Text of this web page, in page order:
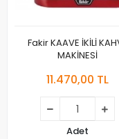
Fakir KAAVE İKİLİ
MAKİNESİ
11.470,00 TL
Adet